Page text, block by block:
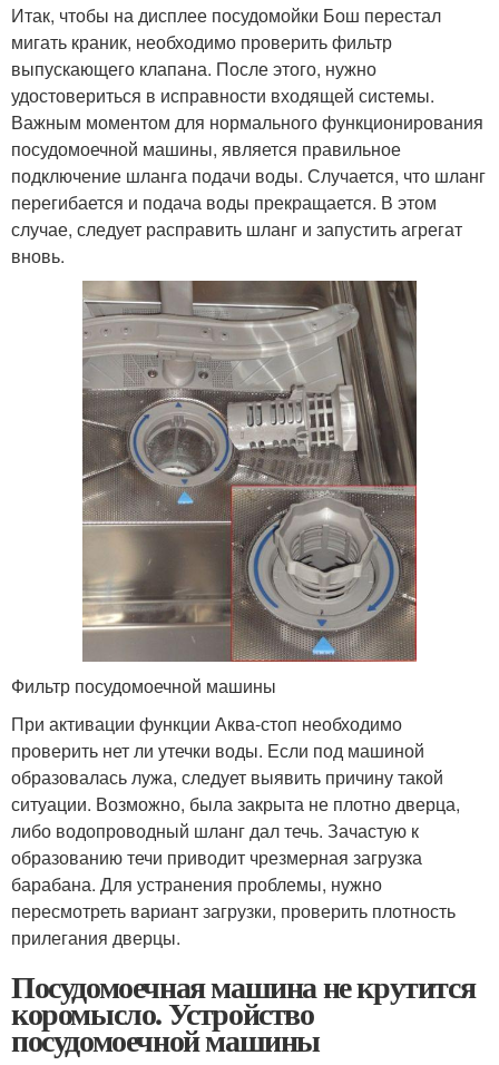
Итак, чтобы на дисплее посудомойки Бош перестал
мигать краник, необходимо проверить фильтр
выпускающего клапана. После этого, нужно
удостовериться в исправности входящей системы.
Важным моментом для нормального функционирования
посудомоечной машины, является правильное
подключение шланга подачи воды. Случается, что шланг
перегибается и подача воды прекращается. В этом
случае, следует расправить шланг и запустить агрегат
вновь.
Фильтр посудомоечной машины
При активации функции Аква-стоп необходимо
проверить нет ли утечки воды. Если под машиной
образовалась лужа, следует выявить причину такой
ситуации. Возможно, была закрыта не плотно дверца,
либо водопроводный шланг дал течь. Зачастую к
образованию течи приводит чрезмерная загрузка
барабана. Для устранения проблемы, нужно
пересмотреть вариант загрузки, проверить плотность
прилегания дверцы.
Посудомоечная машина не крутится
коромысло. Устройство
посудомоечной машины